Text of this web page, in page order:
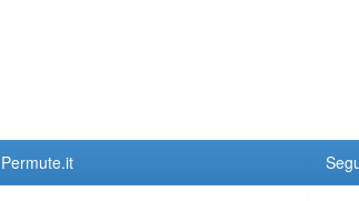
Permute.it